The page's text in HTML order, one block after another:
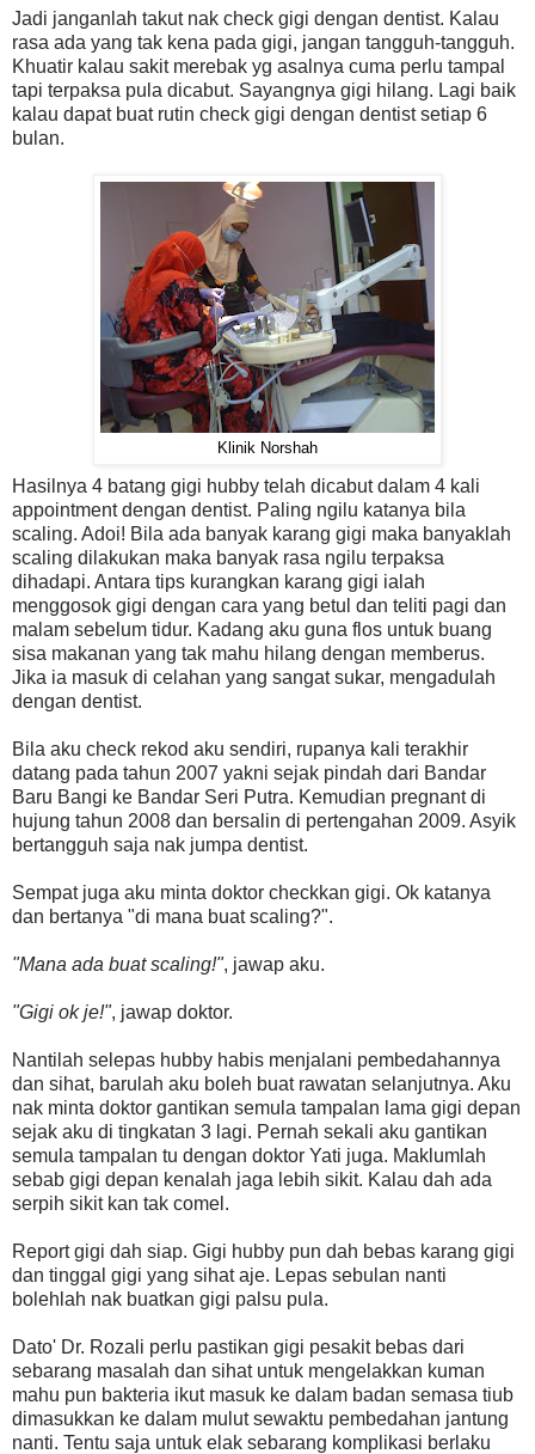
Jadi janganlah takut nak check gigi dengan dentist. Kalau
rasa ada yang tak kena pada gigi, jangan tangguh-tangguh.
Khuatir kalau sakit merebak yg asalnya cuma perlu tampal
tapi terpaksa pula dicabut. Sayangnya gigi hilang. Lagi baik
kalau dapat buat rutin check gigi dengan dentist setiap 6
bulan.
Klinik Norshah
Hasilnya 4 batang gigi hubby telah dicabut dalam 4 kali
appointment dengan dentist. Paling ngilu katanya bila
scaling. Adoi! Bila ada banyak karang gigi maka banyaklah
scaling dilakukan maka banyak rasa ngilu terpaksa
dihadapi. Antara tips kurangkan karang gigi ialah
menggosok gigi dengan cara yang betul dan teliti pagi dan
malam sebelum tidur. Kadang aku guna flos untuk buang
sisa makanan yang tak mahu hilang dengan memberus.
Jika ia masuk di celahan yang sangat sukar, mengadulah
dengan dentist.
Bila aku check rekod aku sendiri, rupanya kali terakhir
datang pada tahun 2007 yakni sejak pindah dari Bandar
Baru Bangi ke Bandar Seri Putra. Kemudian pregnant di
hujung tahun 2008 dan bersalin di pertengahan 2009. Asyik
bertangguh saja nak jumpa dentist.
Sempat juga aku minta doktor checkkan gigi. Ok katanya
dan bertanya "di mana buat scaling?".
"Mana ada buat scaling!", jawap aku.
"Gigi ok je!", jawap doktor.
Nantilah selepas hubby habis menjalani pembedahannya
dan sihat, barulah aku boleh buat rawatan selanjutnya. Aku
nak minta doktor gantikan semula tampalan lama gigi depan
sejak aku di tingkatan 3 lagi. Pernah sekali aku gantikan
semula tampalan tu dengan doktor Yati juga. Maklumlah
sebab gigi depan kenalah jaga lebih sikit. Kalau dah ada
serpih sikit kan tak comel.
Report gigi dah siap. Gigi hubby pun dah bebas karang gigi
dan tinggal gigi yang sihat aje. Lepas sebulan nanti
bolehlah nak buatkan gigi palsu pula.
Dato' Dr. Rozali perlu pastikan gigi pesakit bebas dari
sebarang masalah dan sihat untuk mengelakkan kuman
mahu pun bakteria ikut masuk ke dalam badan semasa tiub
dimasukkan ke dalam mulut sewaktu pembedahan jantung
nanti. Tentu saja untuk elak sebarang komplikasi berlaku